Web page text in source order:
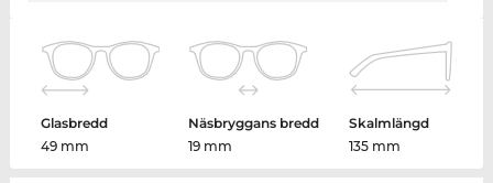
Glasbredd
49 mm
Näsbryggans bredd
19 mm
Skalmlängd
135 mm